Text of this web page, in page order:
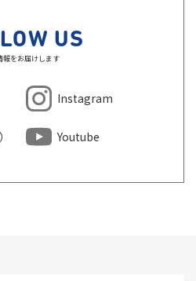
US
報をお届けします
Instagram
Youtube